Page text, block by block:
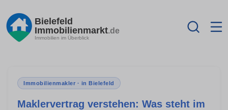
Bielefeld
Immobilienmarkt.de
Immobilien im Überblick
Immobilienmakler · in Bielefeld
Maklervertrag verstehen: Was steht im